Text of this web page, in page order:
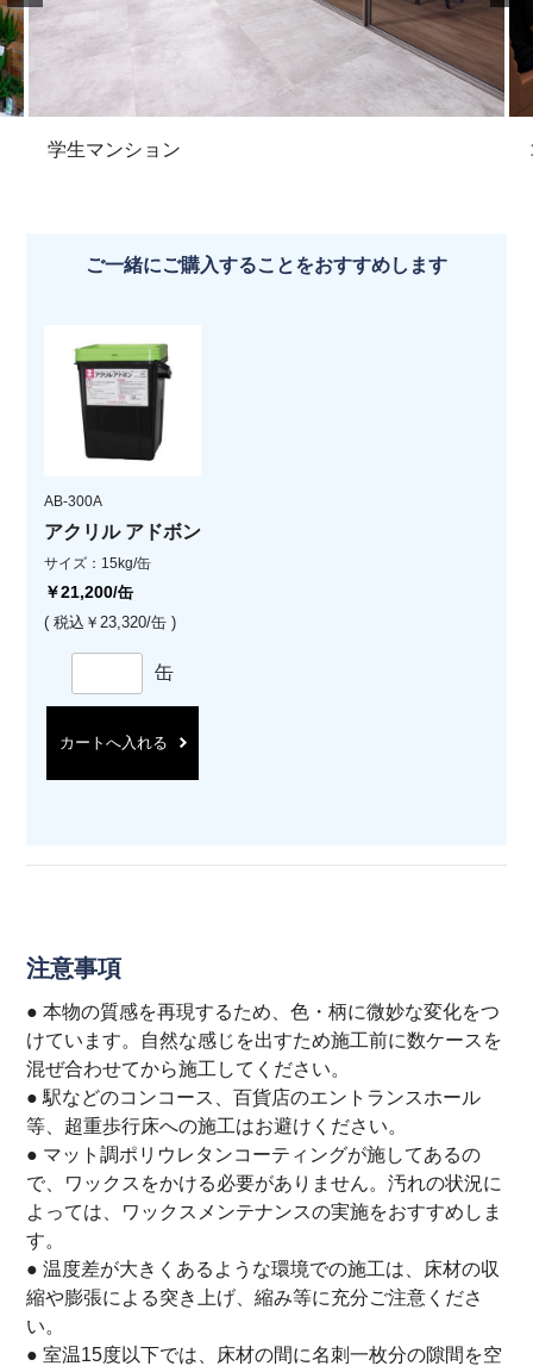
学生マンション
ご一緒にご購入することをおすすめします
AB-300A
アクリル アドボン
サイズ：15kg/缶
￥21,200/缶
( 税込￥23,320/缶 )
缶
カートへ入れる
注意事項
● 本物の質感を再現するため、色・柄に微妙な変化をつ
けています。自然な感じを出すため施工前に数ケースを
混ぜ合わせてから施工してください。
● 駅などのコンコース、百貨店のエントランスホール
等、超重歩行床への施工はお避けください。
● マット調ポリウレタンコーティングが施してあるの
で、ワックスをかける必要がありません。汚れの状況に
よっては、ワックスメンテナンスの実施をおすすめしま
す。
● 温度差が大きくあるような環境での施工は、床材の収
縮や膨張による突き上げ、縮み等に充分ご注意くださ
い。
● 室温15度以下では、床材の間に名刺一枚分の隙間を空